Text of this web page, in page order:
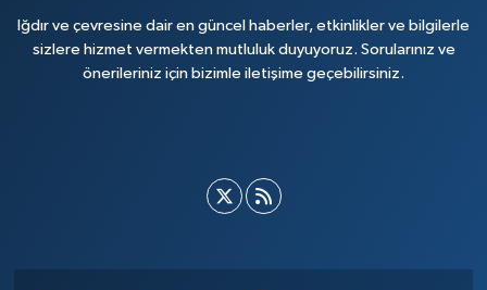
Iğdır ve çevresine dair en güncel haberler, etkinlikler ve bilgilerle
sizlere hizmet vermekten mutluluk duyuyoruz. Sorularınız ve
önerileriniz için bizimle iletişime geçebilirsiniz.